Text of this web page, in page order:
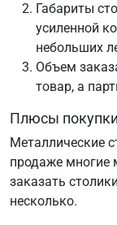
Габариты
усиленной
небольших
Объем
товар, а
Плюсы
Металлические
продаже многие
заказать
несколько.